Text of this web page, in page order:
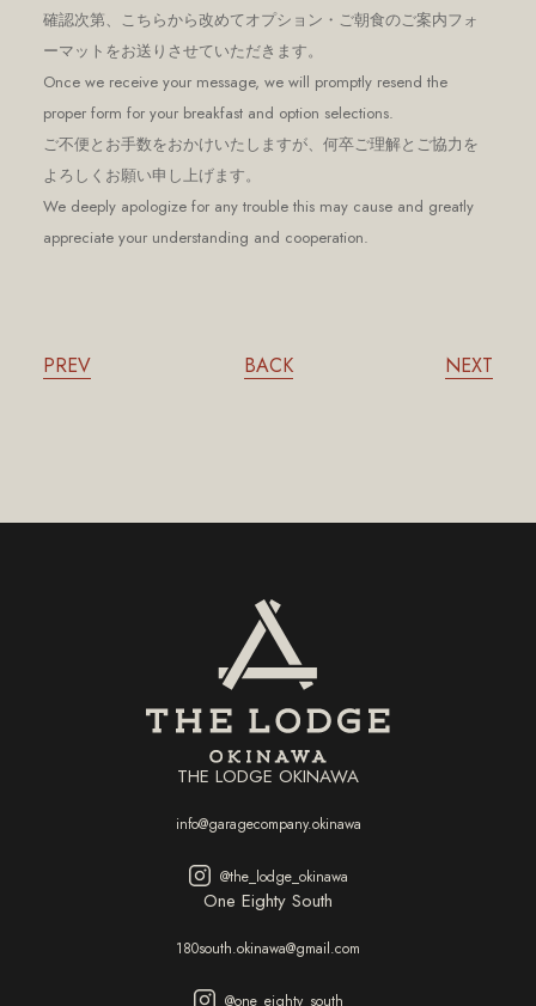
確認次第、こちらから改めてオプション・ご朝食のご案内フォ
ーマットをお送りさせていただきます。
Once we receive your message, we will promptly resend the
proper form for your breakfast and option selections.
ご不便とお手数をおかけいたしますが、何卒ご理解とご協力を
よろしくお願い申し上げます。
We deeply apologize for any trouble this may cause and greatly
appreciate your understanding and cooperation.
PREV BACK NEXT
THE LODGE OKINAWA
info@garagecompany.okinawa
@the_lodge_okinawa
One Eighty South
180south.okinawa@gmail.com
@one_eighty_south